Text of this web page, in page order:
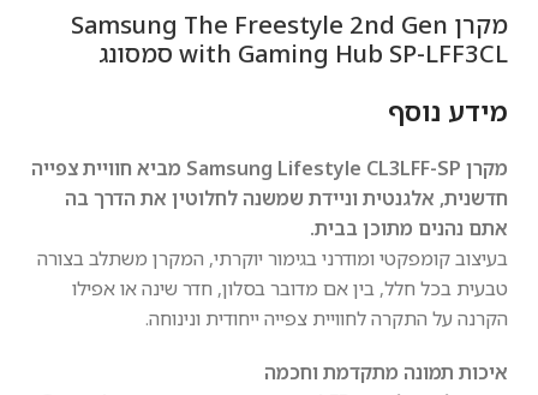
מקרן Samsung The Freestyle 2nd Gen
with Gaming Hub SP-LFF3CL סמסונג
מידע נוסף
מקרן Samsung Lifestyle CL3LFF-SP מביא חוויית צפייה
חדשנית, אלגנטית וניידת שמשנה לחלוטין את הדרך בה
אתם נהנים מתוכן בבית.
בעיצוב קומפקטי ומודרני בגימור יוקרתי, המקרן משתלב בצורה
טבעית בכל חלל, בין אם מדובר בסלון, חדר שינה או אפילו
הקרנה על התקרה לחוויית צפייה ייחודית ונינוחה.
איכות תמונה מתקדמת וחכמה